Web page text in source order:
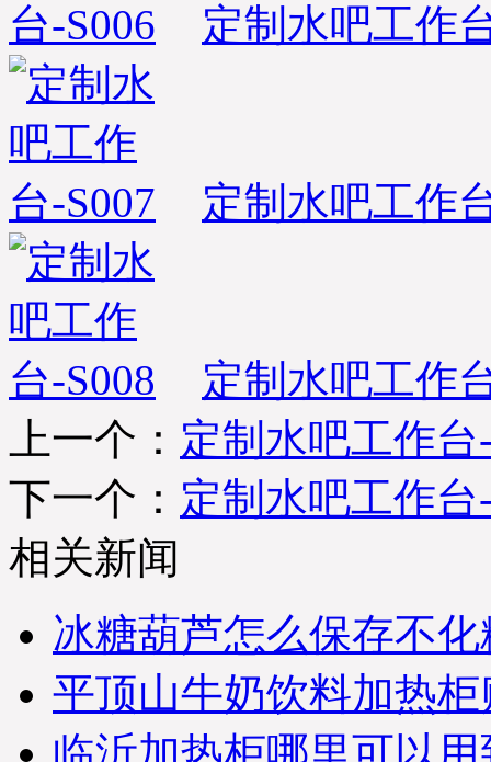
※ 四川成都-张先生，您订
购的水果保鲜柜,水果风幕
柜已经准时发出，出厂标
定制水吧工作
定制水吧工作
定制水吧工作
上一个： 定制水吧工作台
下一个： 定制水吧工作台
相关新闻
冰糖葫芦怎么保存不化
平顶山牛奶饮料加热